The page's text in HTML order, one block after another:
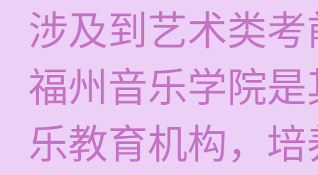
涉及到艺术类
福州音乐学院
乐教育机构，